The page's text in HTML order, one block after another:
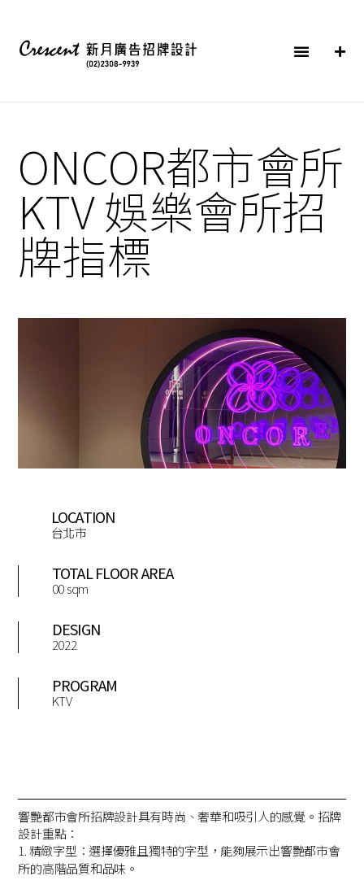
ONCOR都市會所
KTV 娛樂會所招
牌指標
LOCATION
台北市
TOTAL FLOOR AREA
00 sqm
DESIGN
2022
PROGRAM
KTV
響艷都市會所招牌設計具有時尚、奢華和吸引人的感覺。招牌
設計重點：
1. 精緻字型：選擇優雅且獨特的字型，能夠展示出響艷都市會
所的高階品質和品味。